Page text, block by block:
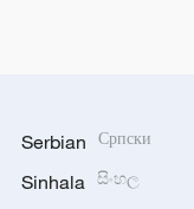
Serbian Српски
Sinhala සිංහල